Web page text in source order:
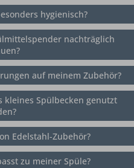
hygienisch?
nachträglich
auf meinem Zubehör?
kleines Spülbecken genutzt
Edelstahl-Zubehör?
zu meiner Spüle?